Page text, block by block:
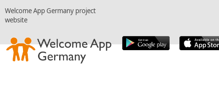
Welcome App Germany project
website